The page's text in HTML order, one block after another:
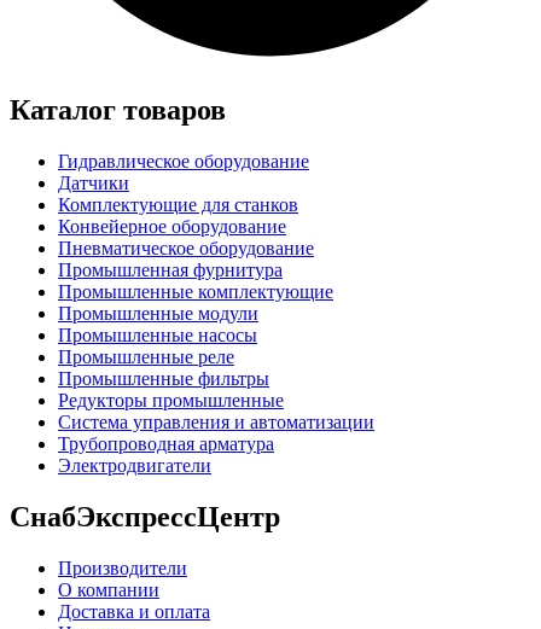
Каталог товаров
Гидравлическое оборудование
Датчики
Комплектующие для станков
Конвейерное оборудование
Пневматическое оборудование
Промышленная фурнитура
Промышленные комплектующие
Промышленные модули
Промышленные насосы
Промышленные реле
Промышленные фильтры
Редукторы промышленные
Система управления и автоматизации
Трубопроводная арматура
Электродвигатели
СнабЭкспрессЦентр
Производители
О компании
Доставка и оплата